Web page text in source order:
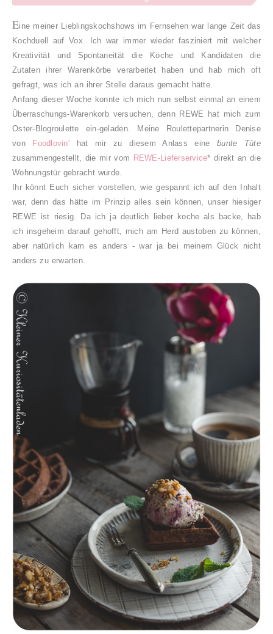
Eine meiner Lieblingskochshows im Fernsehen war lange Zeit das
Kochduell auf Vox. Ich war immer wieder fasziniert mit welcher
Kreativität und Spontaneität die Köche und Kandidaten die
Zutaten ihrer Warenkörbe verarbeitet haben und hab mich oft
gefragt, was ich an ihrer Stelle daraus gemacht hätte.
Anfang dieser Woche konnte ich mich nun selbst einmal an einem
Überraschungs-Warenkorb versuchen, denn REWE hat mich zum
Oster-Blogroulette ein-geladen. Meine Roulettepartnerin Denise
von Foodlovin'hat mir zu diesem Anlass einebunte Tüte
zusammengestellt, die mir vom REWE-Lieferservice* direkt an die
Wohnungstür gebracht wurde.
Ihr könnt Euch sicher vorstellen, wie gespannt ich auf den Inhalt
war, denn das hätte im Prinzip alles sein können, unser hiesiger
REWE ist riesig. Da ich ja deutlich lieber koche als backe, hab
ich insgeheim darauf gehofft, mich am Herd austoben zu können,
aber natürlich kam es anders - war ja bei meinem Glück nicht
anders zu erwarten.